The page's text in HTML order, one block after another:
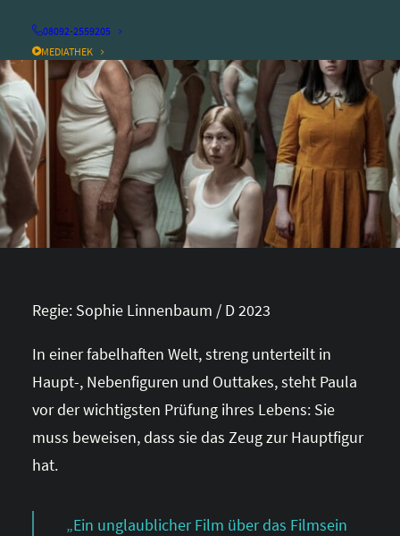
08092-2559205
MEDIATHEK
Regie: Sophie Linnenbaum / D 2023
In einer fabelhaften Welt, streng unterteilt in
Haupt-, Nebenfiguren und Outtakes, steht Paula
vor der wichtigsten Prüfung ihres Lebens: Sie
muss beweisen, dass sie das Zeug zur Hauptfigur
hat.
„Ein unglaublicher Film über das Filmsein